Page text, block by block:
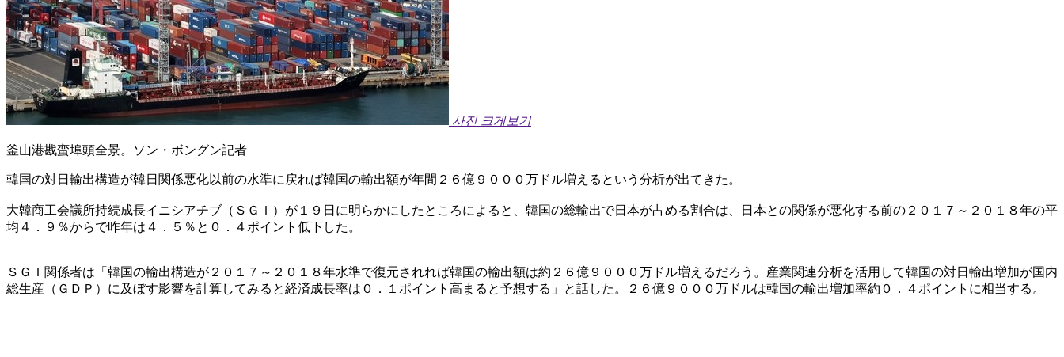
사진 크게보기
釜山港戡蛮埠頭全景。ソン・ボングン記者
韓国の対日輸出構造が韓日関係悪化以前の水準に戻れば韓国の輸出額が年間２６億９０００万ドル増えるという分析が出てきた。
大韓商工会議所持続成長イニシアチブ（ＳＧＩ）が１９日に明らかにしたところによると、韓国の総輸出で日本が占める割合は、日本との関係が悪化する前の２０１７～２０１８年の平
均４．９％からで昨年は４．５％と０．４ポイント低下した。
ＳＧＩ関係者は「韓国の輸出構造が２０１７～２０１８年水準で復元されれば韓国の輸出額は約２６億９０００万ドル増えるだろう。産業関連分析を活用して韓国の対日輸出増加が国内
総生産（ＧＤＰ）に及ぼす影響を計算してみると経済成長率は０．１ポイント高まると予想する」と話した。２６億９０００万ドルは韓国の輸出増加率約０．４ポイントに相当する。